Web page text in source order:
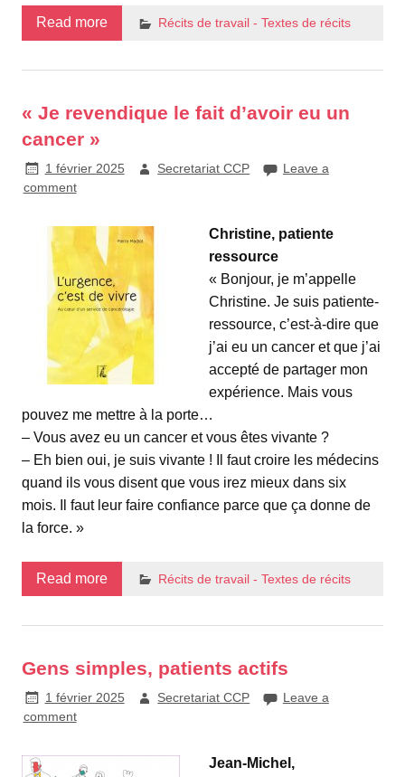
Read more Récits de travail - Textes de récits
« Je revendique le fait d’avoir eu un
cancer »
1 février 2025 Secretariat CCP
Leave a
comment
Christine, patiente
ressource
« Bonjour, je m’appelle
Christine. Je suis patiente-
ressource, c’est-à-dire que
j’ai eu un cancer et que j’ai
accepté de partager mon
expérience. Mais vous
pouvez me mettre à la porte…
– Vous avez eu un cancer et vous êtes vivante ?
– Eh bien oui, je suis vivante ! Il faut croire les médecins
quand ils vous disent que vous irez mieux dans six
mois. Il faut leur faire confiance parce que ça donne de
la force. »
Read more Récits de travail - Textes de récits
Gens simples, patients actifs
1 février 2025 Secretariat CCP
Leave a
comment
Jean-Michel,